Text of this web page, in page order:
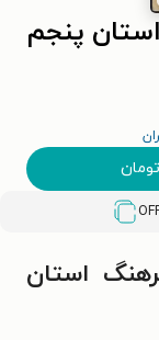
پنجم
تومان
استان